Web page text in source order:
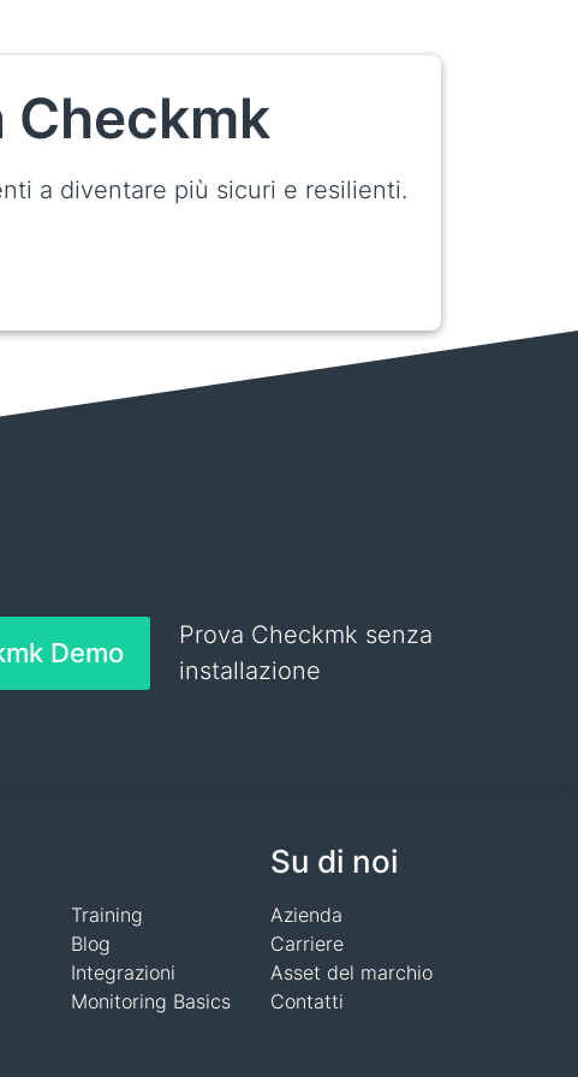
Checkmk
a diventare più sicuri e resilienti.
Demo
Prova Checkmk senza
installazione
Training
Blog
Integrazioni
Monitoring Basics
Su di noi
Azienda
Carriere
Asset del marchio
Contatti